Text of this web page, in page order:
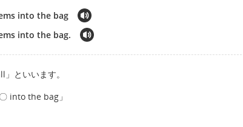
into the bag
into the bag.
といいます。
into the bag」